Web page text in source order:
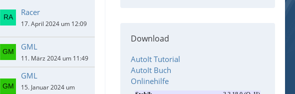
Racer
17. April 2024 um 12:09
GML
11. März 2024 um 11:49
GML
15. Januar 2024 um
Download
AutoIt Tutorial
AutoIt Buch
Onlinehilfe